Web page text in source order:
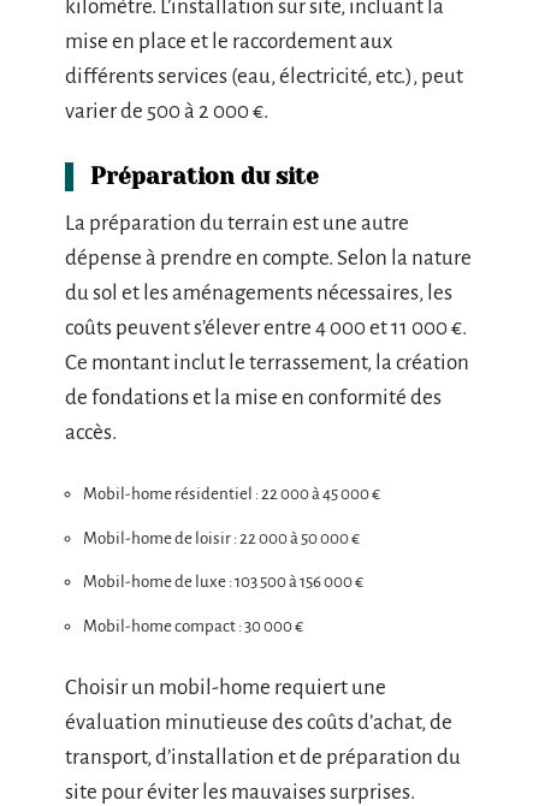
kilomètre. L’installation sur site, incluant la
mise en place et le raccordement aux
différents services (eau, électricité, etc.), peut
varier de 500 à 2 000 €.
Préparation du site
La préparation du terrain est une autre
dépense à prendre en compte. Selon la nature
du sol et les aménagements nécessaires, les
coûts peuvent s’élever entre 4 000 et 11 000 €.
Ce montant inclut le terrassement, la création
de fondations et la mise en conformité des
accès.
Mobil-home résidentiel : 22 000 à 45 000 €
Mobil-home de loisir : 22 000 à 50 000 €
Mobil-home de luxe : 103 500 à 156 000 €
Mobil-home compact : 30 000 €
Choisir un mobil-home requiert une
évaluation minutieuse des coûts d’achat, de
transport, d’installation et de préparation du
site pour éviter les mauvaises surprises.